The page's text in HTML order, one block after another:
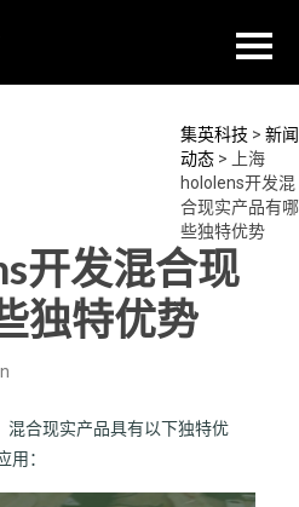
集英科技 > 新闻
动态 >
上海
hololens开发混
合现实产品有哪
些独特优势
开发混合现
独特优势
合现实产品具有以下独特优
用：